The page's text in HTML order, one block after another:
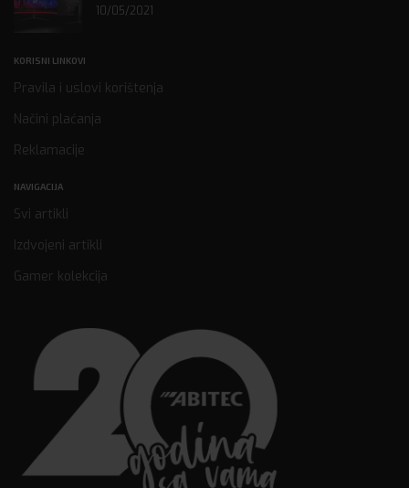
10/05/2021
KORISNI LINKOVI
Pravila i uslovi korištenja
Načini plaćanja
Reklamacije
NAVIGACIJA
Svi artikli
Izdvojeni artikli
Gamer kolekcija